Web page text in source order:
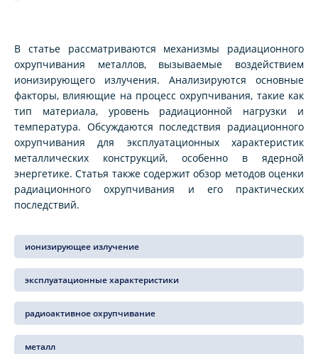
В статье рассматриваются механизмы радиационного
охрупчивания металлов, вызываемые воздействием
ионизирующего излучения. Анализируются основные
факторы, влияющие на процесс охрупчивания, такие как
тип материала, уровень радиационной нагрузки и
температура. Обсуждаются последствия радиационного
охрупчивания для эксплуатационных характеристик
металлических конструкций, особенно в ядерной
энергетике. Статья также содержит обзор методов оценки
радиационного охрупчивания и его практических
последствий.
ионизирующее излучение
эксплуатационные характеристики
радиоактивное охрупчивание
металл